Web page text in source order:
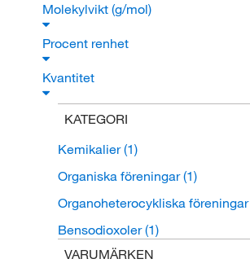
Molekylvikt (g/mol)
Procent renhet
Kvantitet
KATEGORI
Kemikalier(1)
Organiska föreningar(1)
Organoheterocykliska föreningar
Bensodioxoler(1)
VARUMÄRKEN